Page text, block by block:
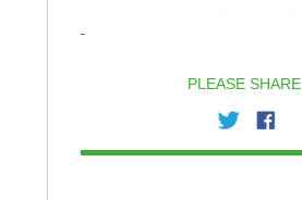
PLEASE SHARE